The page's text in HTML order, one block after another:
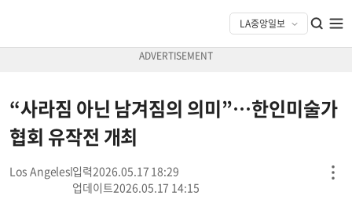
“사라짐 아닌 남겨짐의 의미”…한인미술가
협회 유작전 개최
Los Angeles
2026.05.17 18:29
2026.05.17 14:15